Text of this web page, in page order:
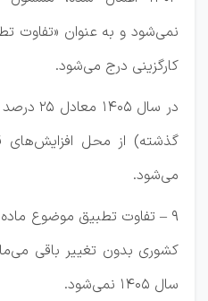
نمی‌شود و به عنوان «تفاوت
کارگزینی درج می‌شود.
گذشته) از محل افزایش‌های
می‌شود.
کشوری بدون تغییر باقی
سال ۱۴۰5 نمی‌شود.